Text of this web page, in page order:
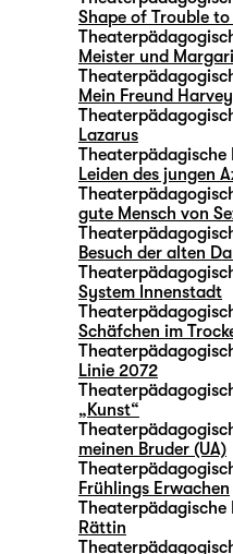
Shape of Trouble to
Meister und
Mein Freund Harvey
Lazarus
Theaterpädagische
Leiden des jungen
gute Mensch von
Besuch der alten
System Innenstadt
Schäfchen im
Linie 2072
„Kunst“
meinen Bruder (UA)
Frühlings Erwachen
Theaterpädagische
Rättin